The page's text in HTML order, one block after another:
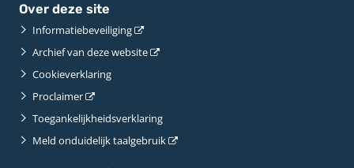
Over deze site
Informatiebeveiliging
Archief van deze website
Cookieverklaring
Proclaimer
Toegankelijkheidsverklaring
Meld onduidelijk taalgebruik